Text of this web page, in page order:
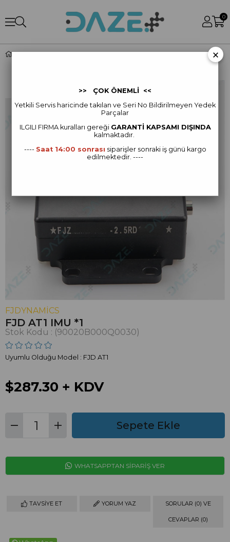
0
FJD AT1 IMU *1
FJDYNAMICS
FJD AT1 IMU *1
Stok Kodu (90020B000Q0030)
Uyumlu Olduğu Model : FJD AT1
$287.30 + KDV
WHATSAPPTAN SİPARİŞ VER
TAVSIYE ET YORUM YAZ SORULAR (0) VE
CEVAPLAR (0)
×
>> ÇOK ÖNEMLİ <<
Yetkili Servis haricinde takılan ve Seri No Bildirilmeyen Yedek
Parçalar
ILGILI FIRMA kuralları gereği GARANTİ KAPSAMI DIŞINDA
kalmaktadır.
---- Saat 14:00 sonrası siparişler sonraki iş günü kargo
edilmektedir. ----